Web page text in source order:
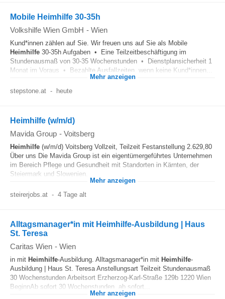
Mobile Heimhilfe 30-35h
Volkshilfe Wien GmbH - Wien
Kund*innen zählen auf Sie. Wir freuen uns auf Sie als Mobile
Heimhilfe 30-35h Aufgaben • Eine Teilzeitbeschäftigung im
Stundenausmaß von 30-35 Wochenstunden • Dienstplansicherheit 1
Monat im Voraus • Bezahlte Ausfallzeiten, wenn keine Kund*innen...
Mehr anzeigen
stepstone.at - heute
Heimhilfe (w/m/d)
Mavida Group - Voitsberg
Heimhilfe (w/m/d) Voitsberg Vollzeit, Teilzeit Festanstellung 2.629,80
Über uns Die Mavida Group ist ein eigentümergeführtes Unternehmen
im Bereich Pflege und Gesundheit mit Standorten in Kärnten, der
Steiermark und Slowenien...
Mehr anzeigen
steirerjobs.at - 4 Tage alt
Alltagsmanager*in mit Heimhilfe-Ausbildung | Haus
St. Teresa
Caritas Wien - Wien
in mit Heimhilfe-Ausbildung. Alltagsmanager*in mit Heimhilfe-
Ausbildung | Haus St. Teresa Anstellungsart Teilzeit Stundenausmaß
30 Wochenstunden Arbeitsort Erzherzog-Karl-Straße 129b 1220 Wien
BeginnAb sofort 30 Wochenstunden, ab sofort...
Mehr anzeigen